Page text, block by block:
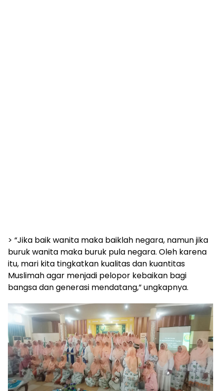
‎> “Jika baik wanita maka baiklah negara, namun jika
buruk wanita maka buruk pula negara. Oleh karena
itu, mari kita tingkatkan kualitas dan kuantitas
Muslimah agar menjadi pelopor kebaikan bagi
bangsa dan generasi mendatang,” ungkapnya.